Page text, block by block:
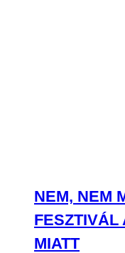
NEM, NEM
FESZTIVÁL
MIATT